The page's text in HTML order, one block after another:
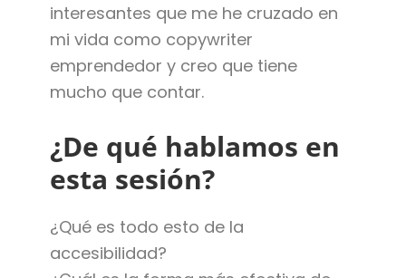
interesantes que me he cruzado en
mi vida como copywriter
emprendedor y creo que tiene
mucho que contar.
¿De qué hablamos en
esta sesión?
¿Qué es todo esto de la
accesibilidad?